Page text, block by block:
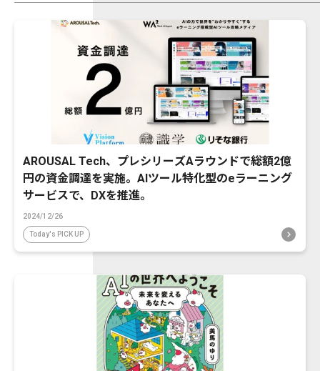
AROUSAL Tech、プレシリーズAラウンドで総額2億
円の資金調達を実施。AIツール特化型のeラーニング
サービスで、DXを推進。
2024/12/26
Today's PICK UP